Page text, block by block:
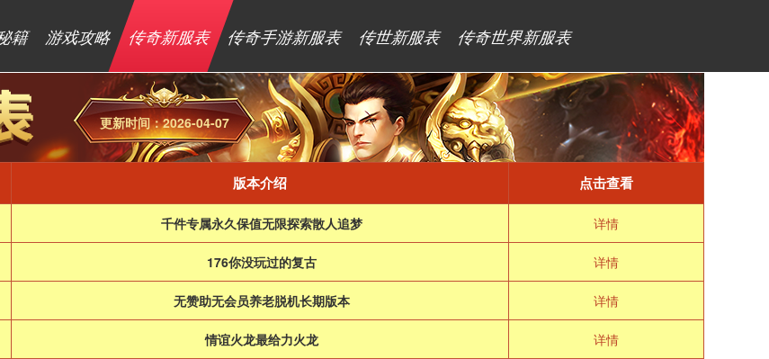
籍 游戏攻略 传奇新服表 传奇手游新服表 传世新服表 传奇世界新服表
更新时间：2026-04-07
版本介绍 点击查看
千件专属永久保值无限探索散人追梦 详情
176你没玩过的复古 详情
无赞助无会员养老脱机长期版本 详情
情谊火龙最给力火龙 详情